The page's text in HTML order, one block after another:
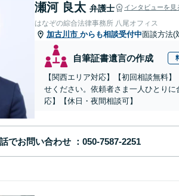
瀬河 良太 弁護士 インタビューを見
はなぞの綜合法律事務所 八尾オフィス
加古川市 からも相談受付中面談方法(
自筆証書遺言の作成
【関西エリア対応】【初回相談無料
せください。依頼者さま一人ひとり
応】【休日・夜間相談可】
でお問い合わせ